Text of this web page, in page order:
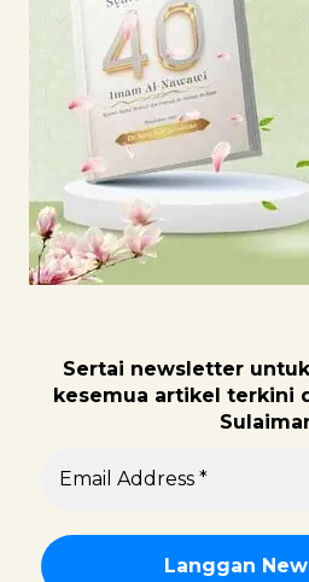
Sertai newsletter
kesemua artikel terkini